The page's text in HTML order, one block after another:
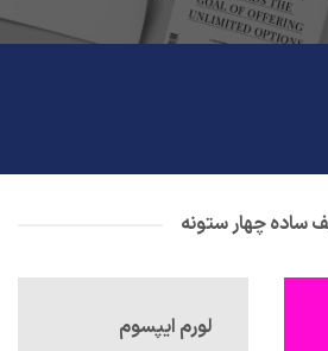
چهار ستونه
لورم ایپسوم